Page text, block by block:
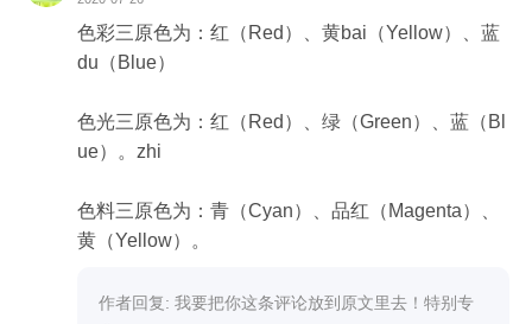
点应该没有，（空气透视也有感觉蓝色背景代表
远，橙色代表近，猜的老师帮忙解释下）
应该是个垂直构图吧
笔触： 画家用深褐色描述身体的果敢有力量线条和
头发豪放潇洒的发型
色块， 圆弧形线条。
色彩三原色为：红（Red）、黄bai（Yellow）、蓝
du（Blue）
色光三原色为：红（Red）、绿（Green）、蓝（Bl
ue）。zhi
色料三原色为：青（Cyan）、品红（Magenta）、
黄（Yellow）。
作者回复: 我要把你这条评论放到原文里去！特别专